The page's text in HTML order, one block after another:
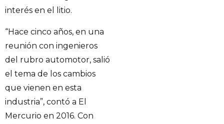
interés en el litio.
“Hace cinco años, en una
reunión con ingenieros
del rubro automotor, salió
el tema de los cambios
que vienen en esta
industria”, contó a El
Mercurio en 2016. Con